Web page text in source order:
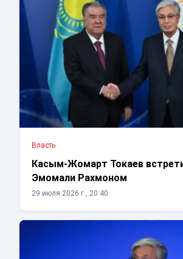
Власть
Касым-Жомарт Токаев
Эмомали Рахмоном
29 июля 2026 г., 20:40